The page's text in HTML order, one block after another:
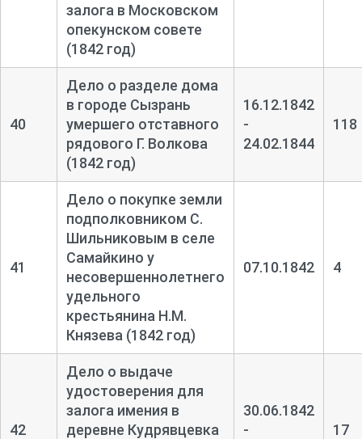
залога в Московском
опекунском совете
(1842 год)
40
Дело о разделе дома
в городе Сызрань
умершего отставного
рядового Г. Волкова
(1842 год)
16.12.1842
-
24.02.1844
118
41
Дело о покупке земли
подполковником С.
Шильниковым в селе
Самайкино у
несовершеннолетнего
удельного
крестьянина Н.М.
Князева (1842 год)
07.10.1842 4
42
Дело о выдаче
удостоверения для
залога имения в
деревне Кудрявцевка
30.06.1842
-
17